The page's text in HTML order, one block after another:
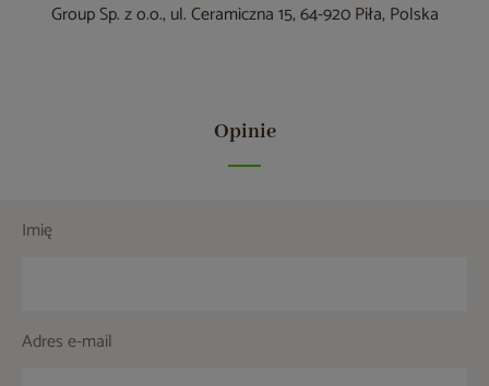
Group Sp. z o.o., ul. Ceramiczna 15, 64-920 Piła, Polska
Opinie
Imię
Adres e-mail